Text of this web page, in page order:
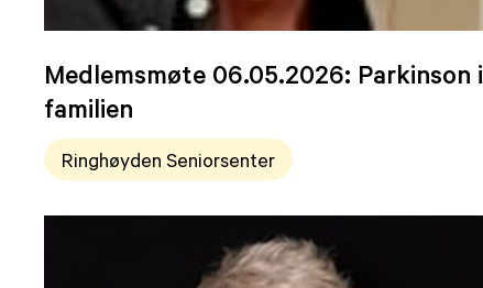
Medlemsmøte 06.05.2026: Parkinson i
familien
Ringhøyden Seniorsenter